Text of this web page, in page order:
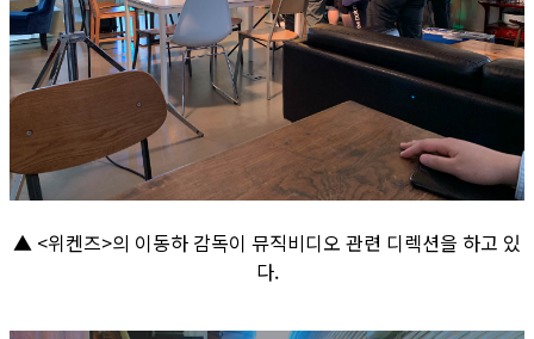
▲ <위켄즈>의 이동하 감독이 뮤직비디오 관련 디렉션을 하고 있
다.